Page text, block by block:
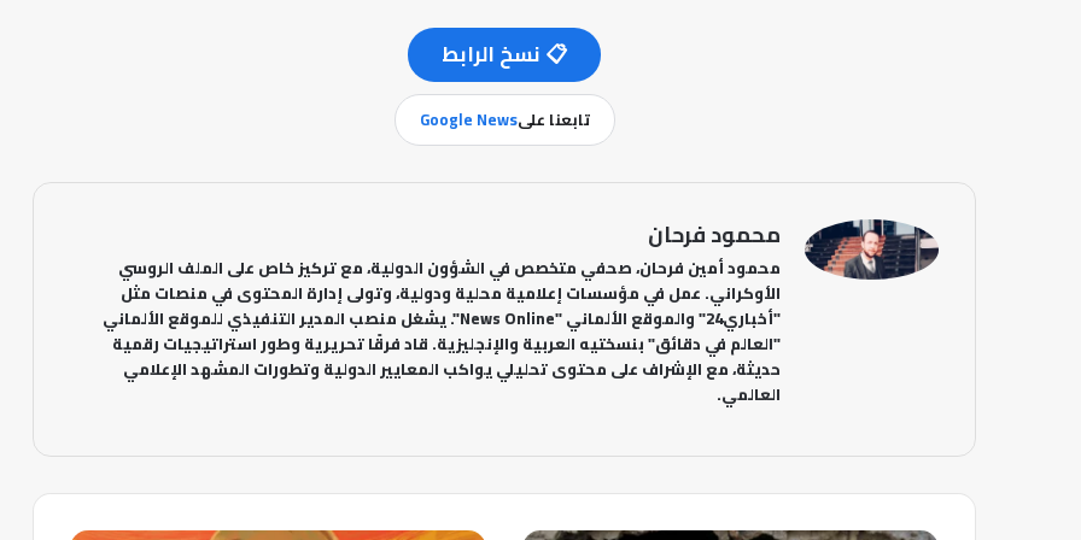
📋 نسخ الرابط
تابعنا علىGoogle News
محمود فرحان
محمود أمين فرحان، صحفي متخصص في الشؤون الدولية، مع تركيز خاص على الملف الروسي
الأوكراني. عمل في مؤسسات إعلامية محلية ودولية، وتولى إدارة المحتوى في منصات مثل
"أخباري24" والموقع الألماني "News Online". يشغل منصب المدير التنفيذي للموقع الألماني
"العالم في دقائق" بنسختيه العربية والإنجليزية. قاد فرقًا تحريرية وطور استراتيجيات رقمية
حديثة، مع الإشراف على محتوى تحليلي يواكب المعايير الدولية وتطورات المشهد الإعلامي
العالمي.